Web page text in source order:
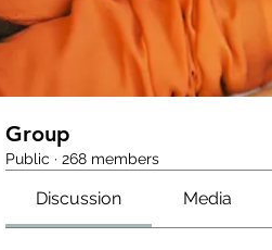
Group
Public · 268 members
Discussion Media